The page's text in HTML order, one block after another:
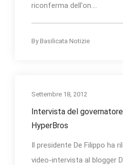
riconferma dell'on....
By Basilicata Notizie
Settembre 18, 2012
Intervista del
HyperBros
Il presidente De Filippo ha
video-intervista al blogger